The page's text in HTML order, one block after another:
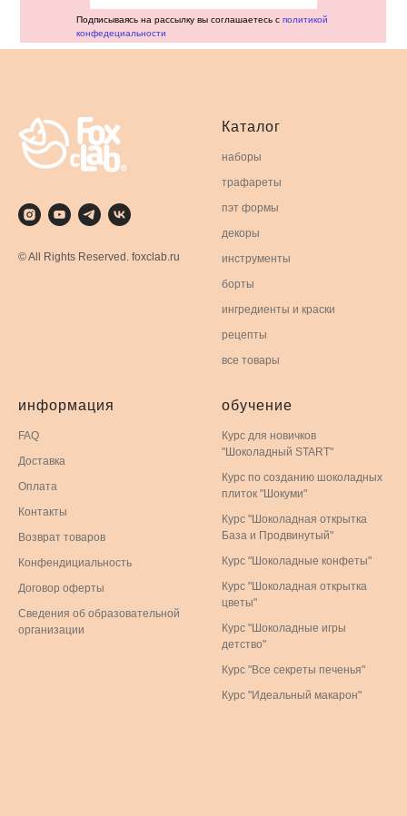
Подписываясь на рассылку вы соглашаетесь с политикой
конфедециальности
© All Rights Reserved. foxclab.ru
Каталог
наборы
трафареты
пэт формы
декоры
инструменты
борты
ингредиенты и краски
рецепты
все товары
информация
FAQ
Доставка
Оплата
Контакты
Возврат товаров
Конфендициальность
Договор оферты
Сведения об образовательной
организации
обучение
Курс для новичков
"Шоколадный START"
Курс по созданию шоколадных
плиток "Шокуми"
Курс "Шоколадная открытка
База и Продвинутый"
Курс "Шоколадные конфеты"
Курс "Шоколадная открытка
цветы"
Курс "Шоколадные игры
детство"
Курс "Все секреты печенья"
Курс "Идеальный макарон"